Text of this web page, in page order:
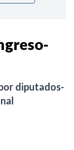
diputados-